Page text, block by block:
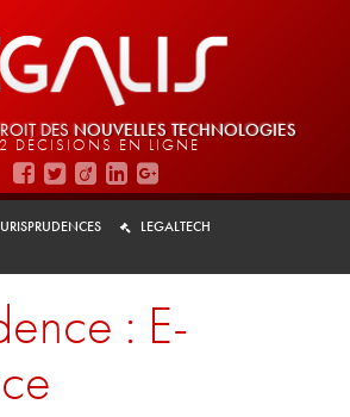
DES NOUVELLES TECHNOLOGIES
DÉCISIONS EN LIGNE
LEGALTECH
: E-